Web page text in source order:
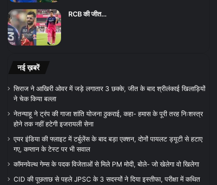
RCB की जीत…
नई ख़बरें
सिराज ने आखिरी ओवर में जड़े लगातार 3 छक्के, जीत के बाद श्रीलंकाई खिलाड़ियों
ने चेक किया बल्ला
नेतन्याहू ने ट्रंप की गाजा शांति योजना ठुकराई, कहा- हमास के पूरी तरह निःशस्त्र
होने तक नहीं हटेगी इजरायली सेना
एयर इंडिया की फ्लाइट में टर्बुलेंस के बाद बड़ा एक्शन, दोनों पायलट ड्यूटी से हटाए
गए, कप्तान के टेस्ट पर भी सवाल
कॉमनवेल्थ गेम्स के पदक विजेताओं से मिले PM मोदी, बोले- जो खेलेगा वो खिलेगा
CID की पूछताछ से पहले JPSC के 3 सदस्यों ने दिया इस्तीफा, परीक्षा में कथित